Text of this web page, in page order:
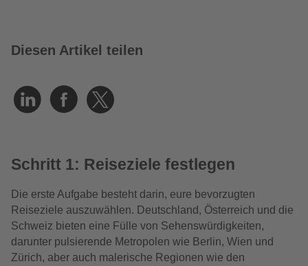
Diesen Artikel teilen
Schritt 1: Reiseziele festlegen
Die erste Aufgabe besteht darin, eure bevorzugten
Reiseziele auszuwählen. Deutschland, Österreich und die
Schweiz bieten eine Fülle von Sehenswürdigkeiten,
darunter pulsierende Metropolen wie Berlin, Wien und
Zürich, aber auch malerische Regionen wie den